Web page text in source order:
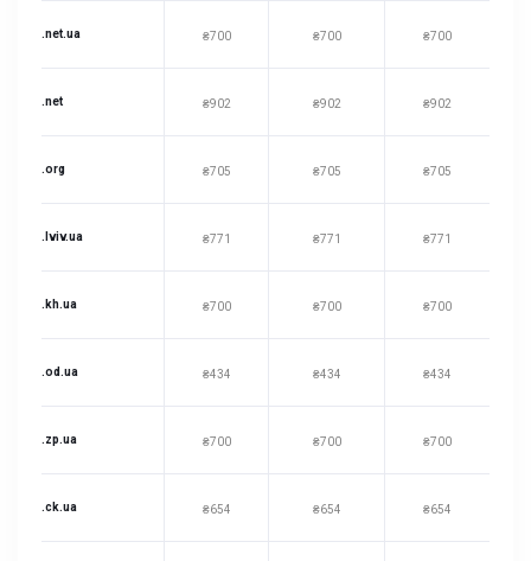
.net.ua ₴700 ₴700 ₴700
.net ₴902 ₴902 ₴902
.org ₴705 ₴705 ₴705
.lviv.ua ₴771 ₴771 ₴771
.kh.ua ₴700 ₴700 ₴700
.od.ua ₴434 ₴434 ₴434
.zp.ua ₴700 ₴700 ₴700
.ck.ua ₴654 ₴654 ₴654